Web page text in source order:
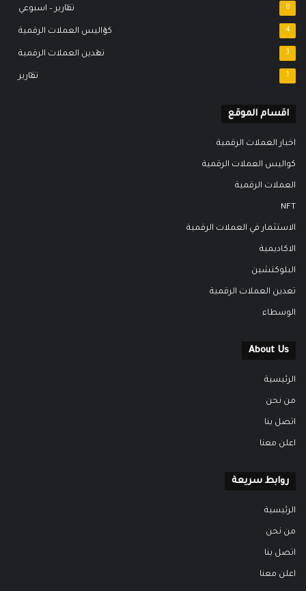
تقارير – اسبوعي 8
كواليس العملات الرقمية 4
تعدين العملات الرقمية 3
تقارير 1
اقسام الموقع
اخبار العملات الرقمية
كواليس العملات الرقمية
العملات الرقمية
NFT
الاستثمار في العملات الرقمية
الاكاديمية
البلوكتشين
تعدين العملات الرقمية
الوسطاء
About Us
الرئيسية
من نحن
اتصل بنا
اعلن معنا
روابط سريعة
الرئيسية
من نحن
اتصل بنا
اعلن معنا